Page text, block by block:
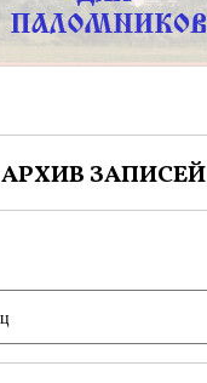
АРХИВ ЗАПИСЕЙ